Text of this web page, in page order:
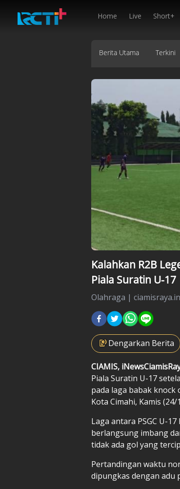
Home Live Short+
Berita Utama Terkini
Kalahkan R2B
Piala Suratin U-17
Olahraga |
Dengarkan Berita
CIAMIS,
Piala Suratin U-17
pada laga babak knock
Kota Cimahi, Kamis
Laga antara PSGC U-
berlangsung imbang
tidak ada gol yang
Pertandingan waktu
dipungkas dengan adu